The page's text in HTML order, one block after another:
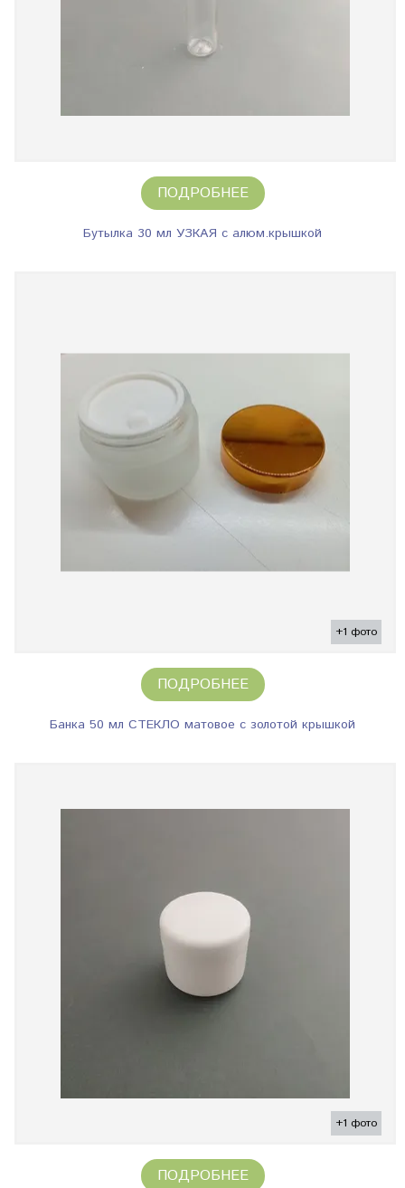
ПОДРОБНЕЕ
Бутылка 30 мл УЗКАЯ с алюм.крышкой
+1 фото
ПОДРОБНЕЕ
Банка 50 мл СТЕКЛО матовое с золотой крышкой
+1 фото
ПОДРОБНЕЕ